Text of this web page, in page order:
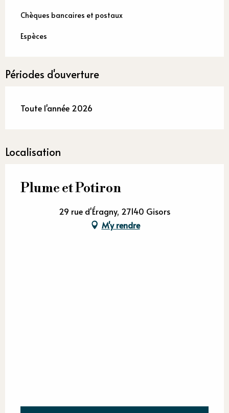
Chèques bancaires et postaux
Espèces
Périodes d'ouverture
Toute l'année 2026
Localisation
Plume et Potiron
29 rue d'Éragny, 27140 Gisors
M'y rendre